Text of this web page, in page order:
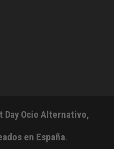
Day Ocio Alternativo,
en España.